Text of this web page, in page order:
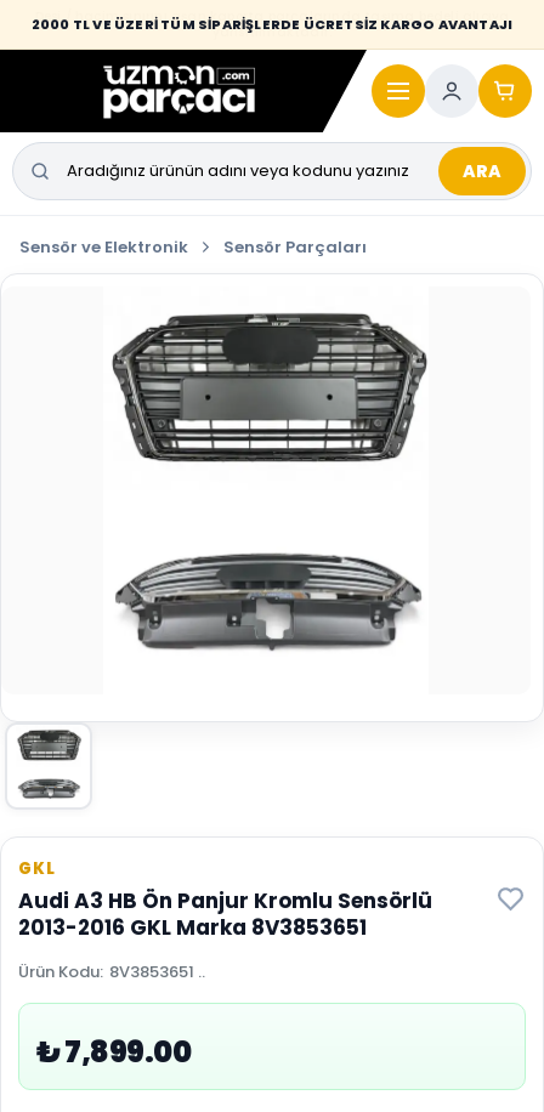
2000 TL VE ÜZERİ TÜM SİPARİŞLERDE ÜCRETSİZ KARGO AVANTAJI
Desi / hacim sınırını aşan kaporta parçalarında taşıma bedeli alıcıya
yansıtılmaktadır.
ARA
Sensör ve Elektronik Sensör Parçaları
GKL
Audi A3 HB Ön Panjur Kromlu Sensörlü
2013-2016 GKL Marka 8V3853651
Ürün Kodu: 8V3853651 ..
₺ 7,899.00